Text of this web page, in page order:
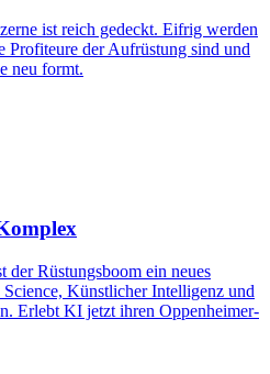
ist reich gedeckt. Eifrig werden
Profiteure der Aufrüstung sind und
neu formt.
der Rüstungsboom ein neues
Künstlicher Intelligenz und
Erlebt KI jetzt ihren Oppenheimer-